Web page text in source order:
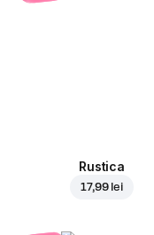
Rustica
17,99 lei